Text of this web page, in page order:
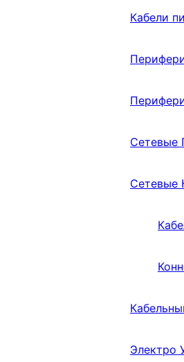
Кабели
Сетевые
Сетевые
Электро